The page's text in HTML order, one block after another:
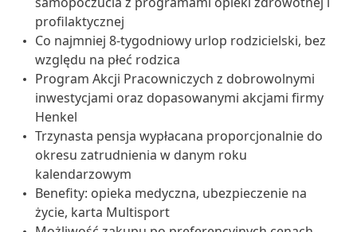
profilaktycznej
Co najmniej 8-tygodniowy urlop rodzicielski, bez
względu na płeć rodzica
Program Akcji Pracowniczych z dobrowolnymi
inwestycjami oraz dopasowanymi akcjami firmy
Henkel
Trzynasta pensja wypłacana proporcjonalnie do
okresu zatrudnienia w danym roku
kalendarzowym
Benefity: opieka medyczna, ubezpieczenie na
życie, karta Multisport